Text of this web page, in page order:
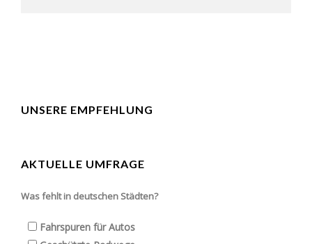
UNSERE EMPFEHLUNG
AKTUELLE UMFRAGE
Was fehlt in deutschen Städten?
Fahrspuren für Autos